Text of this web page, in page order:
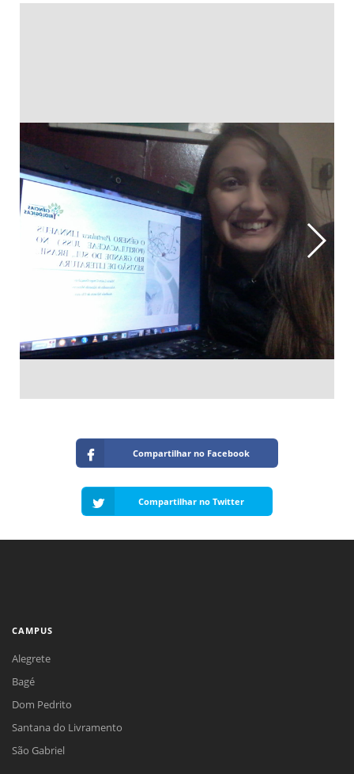
Compartilhar no Facebook
Compartilhar no Twitter
CAMPUS
Alegrete
Bagé
Dom Pedrito
Santana do Livramento
São Gabriel